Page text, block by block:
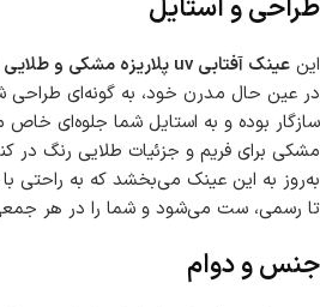
طراحی و استایل
این عینک آفتابی uv پلاریزه مشکی و طلایی
در عین حال مدرن خود، به گونه‌ای طراحی
سازگار بوده و به استایل شما جلوه‌ای
مشکی برای فریم و جزئیات طلایی رنگ در
به‌روز به این عینک می‌بخشد که به راحتی با
تا رسمی، ست می‌شود و شما را در هر
جنس و دوام